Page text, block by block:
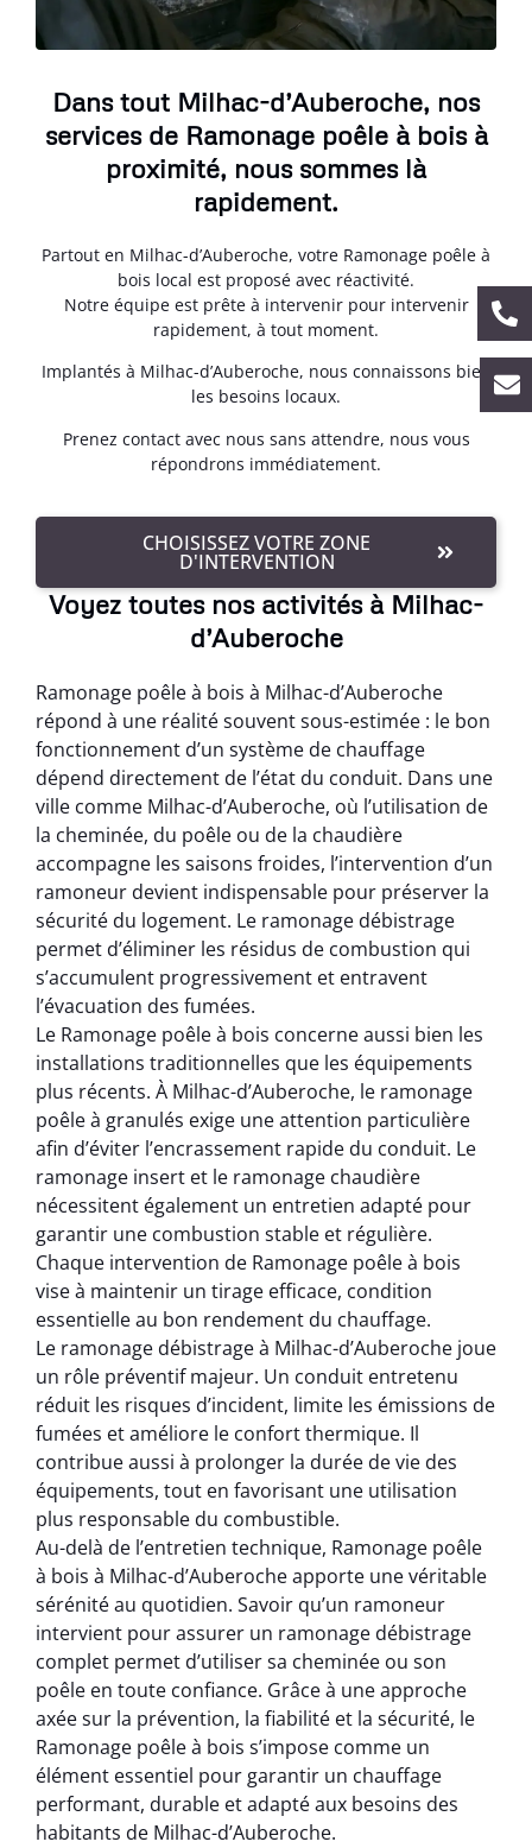
Dans tout Milhac-d’Auberoche, nos
services de Ramonage poêle à bois à
proximité, nous sommes là
rapidement.
Partout en Milhac-d’Auberoche, votre Ramonage poêle à
bois local est proposé avec réactivité.
Notre équipe est prête à intervenir pour intervenir
rapidement, à tout moment.
Implantés à Milhac-d’Auberoche, nous connaissons bien
les besoins locaux.
Prenez contact avec nous sans attendre, nous vous
répondrons immédiatement.
CHOISISSEZ VOTRE ZONE
D'INTERVENTION
Voyez toutes nos activités à Milhac-
d’Auberoche
Ramonage poêle à bois à Milhac-d’Auberoche
répond à une réalité souvent sous-estimée : le bon
fonctionnement d’un système de chauffage
dépend directement de l’état du conduit. Dans une
ville comme Milhac-d’Auberoche, où l’utilisation de
la cheminée, du poêle ou de la chaudière
accompagne les saisons froides, l’intervention d’un
ramoneur devient indispensable pour préserver la
sécurité du logement. Le ramonage débistrage
permet d’éliminer les résidus de combustion qui
s’accumulent progressivement et entravent
l’évacuation des fumées.
Le Ramonage poêle à bois concerne aussi bien les
installations traditionnelles que les équipements
plus récents. À Milhac-d’Auberoche, le ramonage
poêle à granulés exige une attention particulière
afin d’éviter l’encrassement rapide du conduit. Le
ramonage insert et le ramonage chaudière
nécessitent également un entretien adapté pour
garantir une combustion stable et régulière.
Chaque intervention de Ramonage poêle à bois
vise à maintenir un tirage efficace, condition
essentielle au bon rendement du chauffage.
Le ramonage débistrage à Milhac-d’Auberoche joue
un rôle préventif majeur. Un conduit entretenu
réduit les risques d’incident, limite les émissions de
fumées et améliore le confort thermique. Il
contribue aussi à prolonger la durée de vie des
équipements, tout en favorisant une utilisation
plus responsable du combustible.
Au-delà de l’entretien technique, Ramonage poêle
à bois à Milhac-d’Auberoche apporte une véritable
sérénité au quotidien. Savoir qu’un ramoneur
intervient pour assurer un ramonage débistrage
complet permet d’utiliser sa cheminée ou son
poêle en toute confiance. Grâce à une approche
axée sur la prévention, la fiabilité et la sécurité, le
Ramonage poêle à bois s’impose comme un
élément essentiel pour garantir un chauffage
performant, durable et adapté aux besoins des
habitants de Milhac-d’Auberoche.